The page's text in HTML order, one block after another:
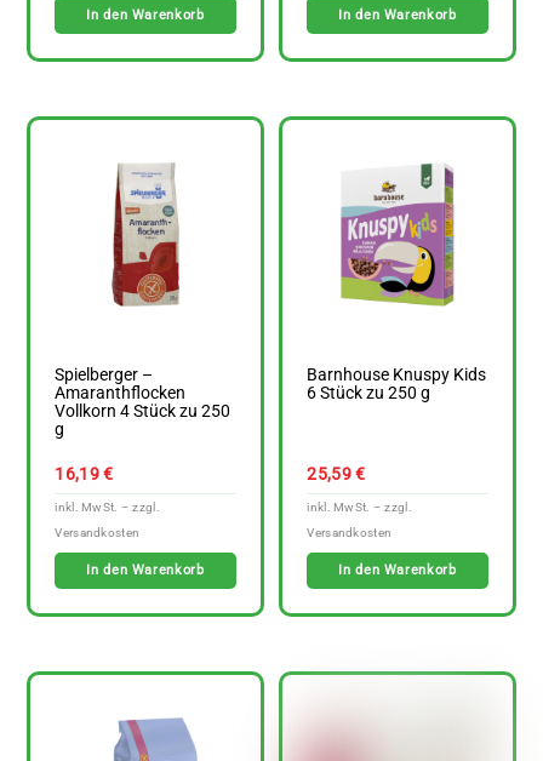
In den Warenkorb In den Warenkorb
Spielberger –
Amaranthflocken
Vollkorn 4 Stück zu 250
g
16,19€
In den Warenkorb
Barnhouse Knuspy Kids
6 Stück zu 250 g
25,59€
In den Warenkorb